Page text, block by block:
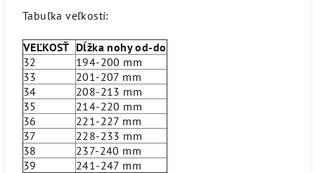
Tabuľka veľkostí:
VEĽKOSŤ Dĺžka nohy od-do
32
194-200 mm
33
201-207 mm
34
208-213 mm
35
214-220 mm
36
221-227 mm
37
228-233 mm
38
237-240 mm
39
241-247 mm